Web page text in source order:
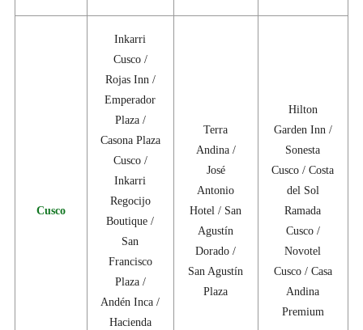
Cusco
Inkarri
Cusco /
Rojas Inn /
Emperador
Plaza /
Casona Plaza
Cusco /
Inkarri
Regocijo
Boutique /
San
Francisco
Plaza /
Andén Inca /
Hacienda
Terra
Andina /
José
Antonio
Hotel / San
Agustín
Dorado /
San Agustín
Plaza
Hilton
Garden Inn /
Sonesta
Cusco / Costa
del Sol
Ramada
Cusco /
Novotel
Cusco / Casa
Andina
Premium